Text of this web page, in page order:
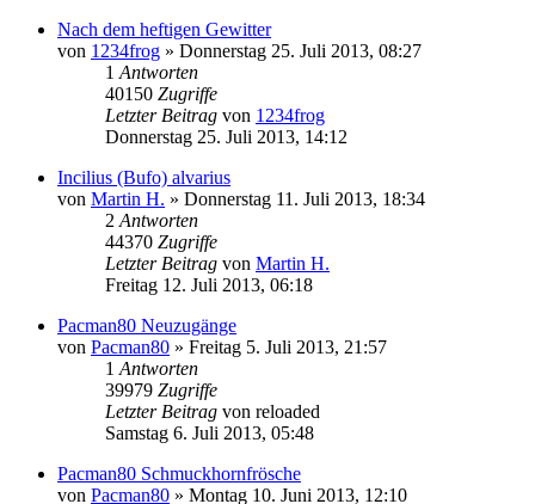
Nach dem heftigen Gewitter
von 1234frog » Donnerstag 25. Juli 2013, 08:27
1 Antworten
40150 Zugriffe
Letzter Beitrag von 1234frog
Donnerstag 25. Juli 2013, 14:12
Incilius (Bufo) alvarius
von Martin H. » Donnerstag 11. Juli 2013, 18:34
2 Antworten
44370 Zugriffe
Letzter Beitrag von Martin H.
Freitag 12. Juli 2013, 06:18
Pacman80 Neuzugänge
von Pacman80 » Freitag 5. Juli 2013, 21:57
1 Antworten
39979 Zugriffe
Letzter Beitrag von reloaded
Samstag 6. Juli 2013, 05:48
Pacman80 Schmuckhornfrösche
von Pacman80 » Montag 10. Juni 2013, 12:10